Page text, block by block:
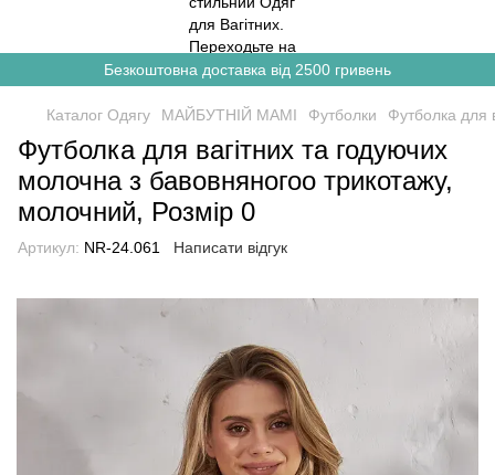
Безкоштовна доставка від 2500 гривень
Каталог Одягу МАЙБУТНІЙ МАМІ Футболки Футболка для
Футболка для вагітних та годуючих
молочна з бавовняногоо трикотажу,
молочний, Розмір 0
Артикул: NR-24.061 Написати відгук